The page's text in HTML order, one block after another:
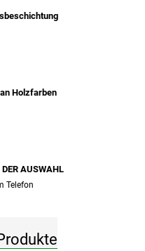
Holzfarben
​​DER AUSWAHL
Telefon